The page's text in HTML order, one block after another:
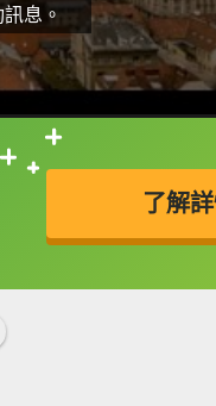
息。
了解
接查字典喔！